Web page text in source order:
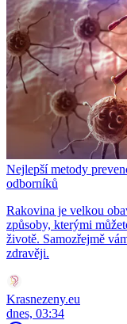
Nejlepší metody
odborníků
Rakovina je velkou
způsoby, kterými
životě. Samozřejmě
zdravěji.
Krasnezeny.eu
dnes, 03:34